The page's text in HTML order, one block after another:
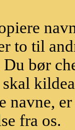
to til
bør
navne,
fra os.